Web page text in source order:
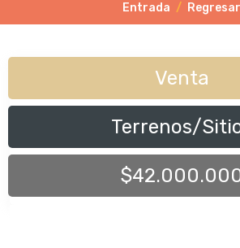
Entrada Regresar
Venta
Terrenos/